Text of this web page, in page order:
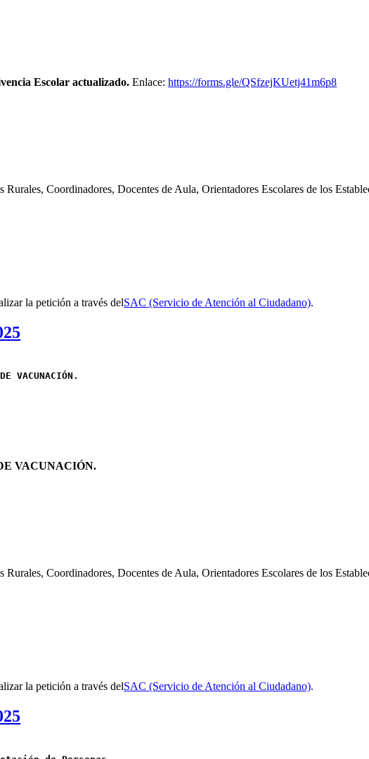
Escolar actualizado.Enlace:https://forms.gle/QSfzejKUetj41m6p8
Coordinadores, Docentes de Aula, Orientadores Escolares de los
la petición a través delSAC (Servicio de Atención al Ciudadano).
VACUNACIÓN .
VACUNACIÓN.
Coordinadores, Docentes de Aula, Orientadores Escolares de los
la petición a través delSAC (Servicio de Atención al Ciudadano).